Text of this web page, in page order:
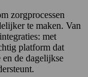
zorgprocessen
te maken. Van
met
platform dat
de dagelijkse